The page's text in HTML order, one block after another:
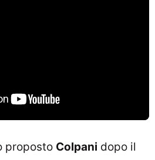
proposto Colpani dopo il